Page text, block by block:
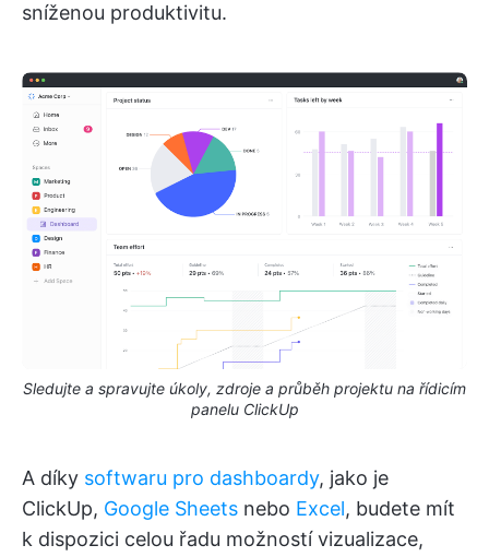
sníženou produktivitu.
Sledujte a spravujte úkoly, zdroje a průběh projektu na řídicím
panelu ClickUp
A díky softwaru pro dashboardy, jako je
ClickUp, Google Sheets nebo Excel, budete mít
k dispozici celou řadu možností vizualizace,